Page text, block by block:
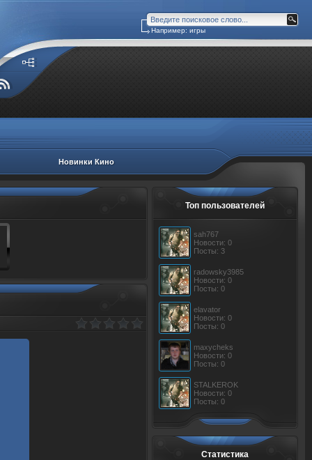
Например: игры
Новинки Кино
Топ пользователей
sah767
Новости: 0
Посты: 3
radowsky3985
Новости: 0
Посты: 0
elavator
Новости: 0
Посты: 0
maxycheks
Новости: 0
Посты: 0
STALKEROK
Новости: 0
Посты: 0
Статистика